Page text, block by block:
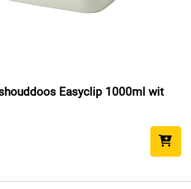
Easyclip 1000ml wit